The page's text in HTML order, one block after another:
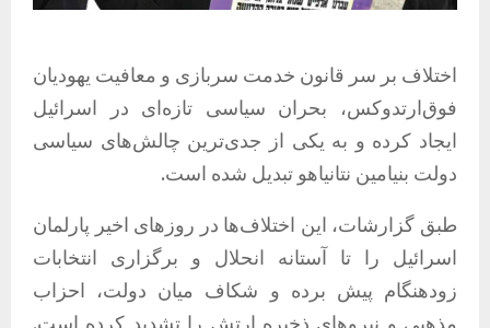
اختلاف بر سر قانون خدمت سربازی و معافیت یهودیان
فوق‌ارتدوکس، بحران سیاسی تازه‌ای در اسرائیل
ایجاد کرده و به یکی از جدی‌ترین چالش‌های سیاسی
دولت بنیامین نتانیاهو تبدیل شده است.
طبق گزارشات، این اختلاف‌ها در روزهای اخیر پارلمان
اسرائیل را تا آستانه انحلال و برگزاری انتخابات
زودهنگام پیش برده و شکاف میان دولت، احزاب
مذهبی و نیروهای ذخیره ارتش را تشدید کرده است.